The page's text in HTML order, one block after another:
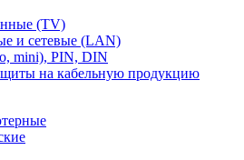
(TV)
и сетевые (LAN)
mini), PIN, DIN
на кабельную продукцию